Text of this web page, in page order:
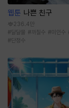
웹툰 나쁜 친구
236.4만
#달달물 #까칠수 #미인수
#단정수